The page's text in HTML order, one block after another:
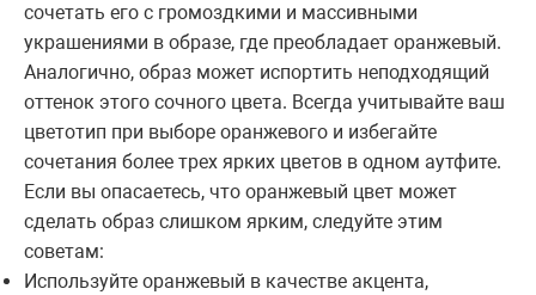
сочетать его с громоздкими и массивными
украшениями в образе, где преобладает оранжевый.
Аналогично, образ может испортить неподходящий
оттенок этого сочного цвета. Всегда учитывайте ваш
цветотип при выборе оранжевого и избегайте
сочетания более трех ярких цветов в одном аутфите.
Если вы опасаетесь, что оранжевый цвет может
сделать образ слишком ярким, следуйте этим
советам:
Используйте оранжевый в качестве акцента,